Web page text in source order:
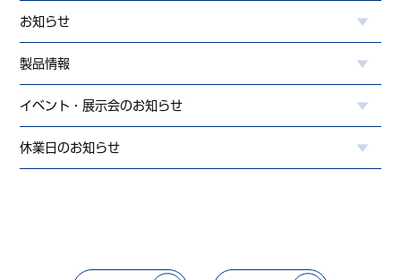
お知らせ
製品情報
イベント・展示会のお知らせ
休業日のお知らせ